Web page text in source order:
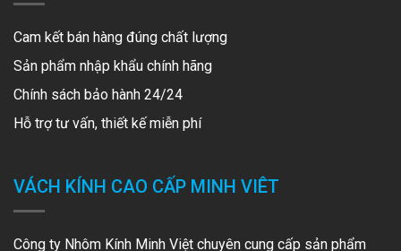
Cam kết bán hàng đúng chất lượng
Sản phẩm nhập khẩu chính hãng
Chính sách bảo hành 24/24
Hỗ trợ tư vấn, thiết kế miễn phí
VÁCH KÍNH CAO CẤP MINH VIÊT
Công ty Nhôm Kính Minh Việt chuyên cung cấp sản phẩm